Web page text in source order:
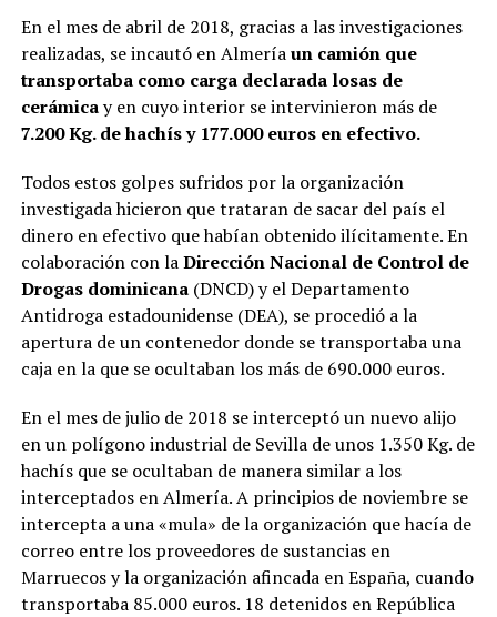
En el mes de abril de 2018, gracias a las investigaciones
realizadas, se incautó en Almeríaun camión que
transportaba como carga declarada losas de
cerámicay en cuyo interior se intervinieron más de
7.200 Kg. de hachís y 177.000 euros en efectivo.
Todos estos golpes sufridos por la organización
investigada hicieron que trataran de sacar del país el
dinero en efectivo que habían obtenido ilícitamente. En
colaboración con laDirección Nacional de Control de
Drogas dominicana(DNCD) y el Departamento
Antidroga estadounidense (DEA), se procedió a la
apertura de un contenedor donde se transportaba una
caja en la que se ocultaban los más de 690.000 euros.
En el mes de julio de 2018 se interceptó un nuevo alijo
en un polígono industrial de Sevilla de unos 1.350 Kg. de
hachís que se ocultaban de manera similar a los
interceptados en Almería. A principios de noviembre se
intercepta a una «mula» de la organización que hacía de
correo entre los proveedores de sustancias en
Marruecos y la organización afincada en España, cuando
transportaba 85.000 euros. 18 detenidos en República